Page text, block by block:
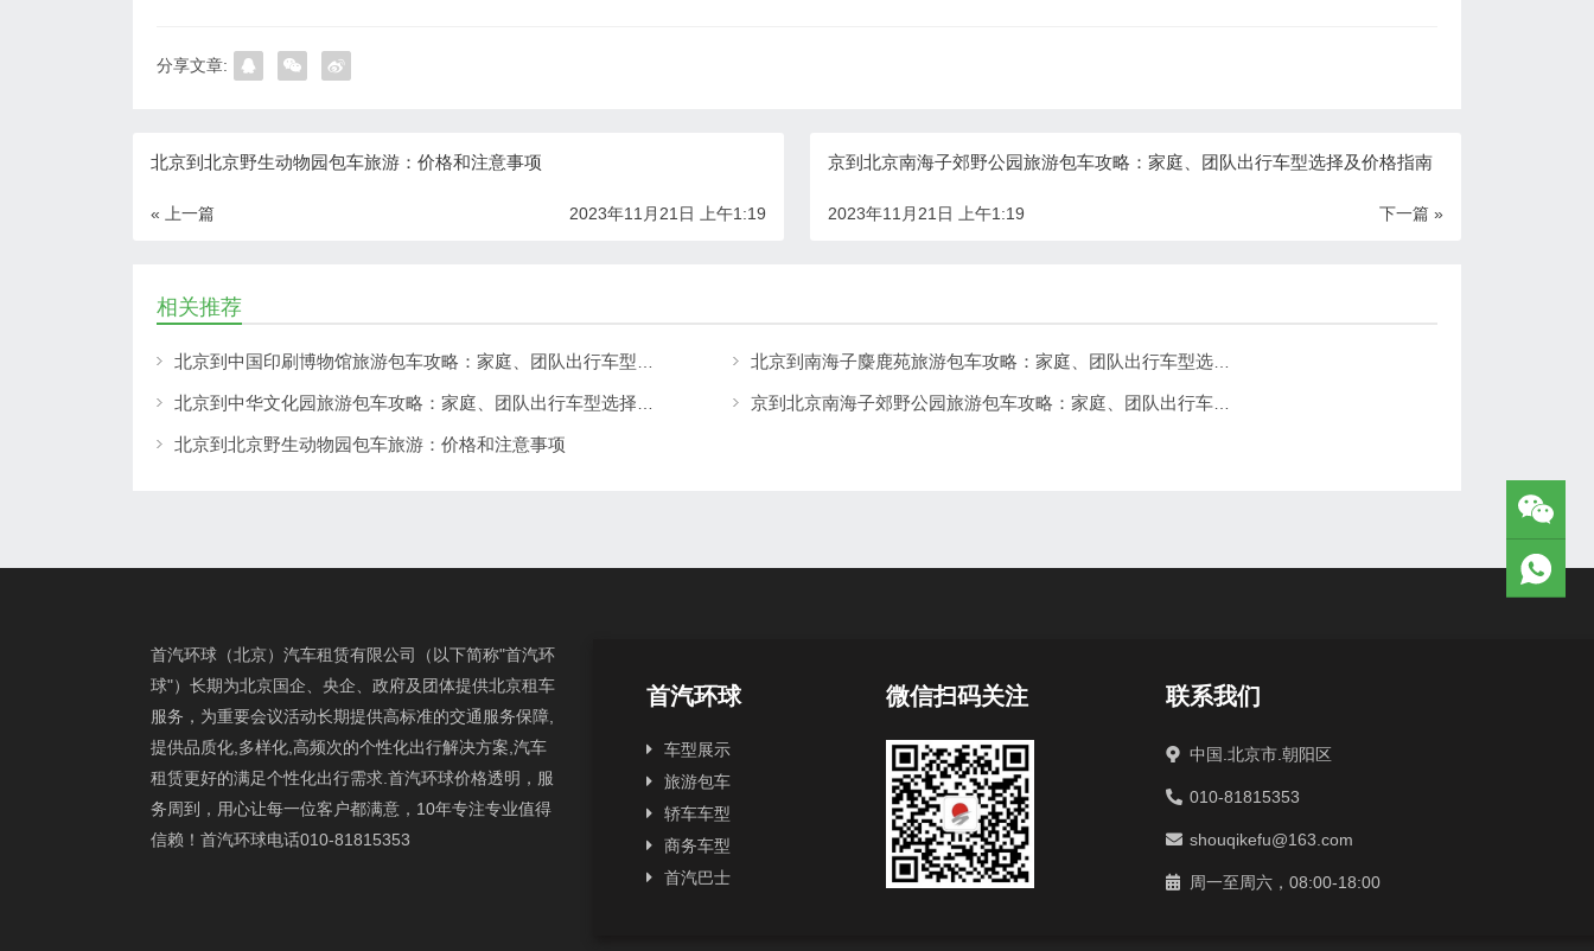
分享文章:
北京到北京野生动物园包车旅游：价格和注意事项
« 上一篇 2023年11月21日 上午1:19
京到北京南海子郊野公园旅游包车攻略：家庭、团队出行车型选择及价格指南
下一篇 »
2023年11月21日 上午1:19
相关推荐
北京到中国印刷博物馆旅游包车攻略：家庭、团队出行车型选择及价格指南 北京到南海子麋鹿苑旅游包车攻略：家庭、团队出行车型选择及价格指南
北京到中华文化园旅游包车攻略：家庭、团队出行车型选择及价格指南 京到北京南海子郊野公园旅游包车攻略：家庭、团队出行车型选择及价格指南
北京到北京野生动物园包车旅游：价格和注意事项
首汽环球（北京）汽车租赁有限公司（以下简称"首汽环
球"）长期为北京国企、央企、政府及团体提供北京租车
服务，为重要会议活动长期提供高标准的交通服务保障,
提供品质化,多样化,高频次的个性化出行解决方案,汽车
租赁更好的满足个性化出行需求.首汽环球价格透明，服
务周到，用心让每一位客户都满意，10年专注专业值得
信赖！首汽环球电话010-81815353
首汽环球
车型展示
旅游包车
轿车车型
商务车型
首汽巴士
微信扫码关注 联系我们
中国.北京市.朝阳区
010-81815353
shouqikefu@163.com
周一至周六，08:00-18:00